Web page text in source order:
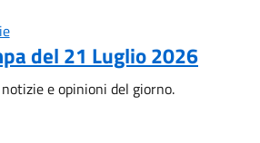
del 21 Luglio 2026
e opinioni del giorno.